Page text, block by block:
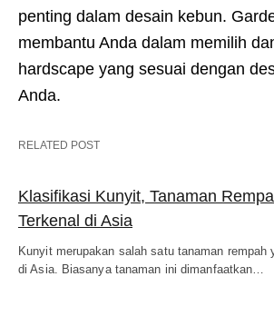
penting dalam desain kebun.
membantu Anda dalam memilih
hardscape yang sesuai dengan
Anda.
RELATED POST
Klasifikasi Kunyit, Tanaman
Terkenal di Asia
Kunyit merupakan salah satu tanaman rempah
di Asia. Biasanya tanaman ini dimanfaatkan…